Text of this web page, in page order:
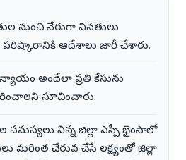
నుంచి నేరుగా వినతులు
పరిష్కారానికి ఆదేశాలు జారీ చేశారు.
అందేలా ప్రతి కేసును
సూచించారు.
సమస్యలు విన్న జిల్లా ఎస్పీ భైంసాలో
మరింత చేరువ చేసే లక్ష్యంతో జిల్లా